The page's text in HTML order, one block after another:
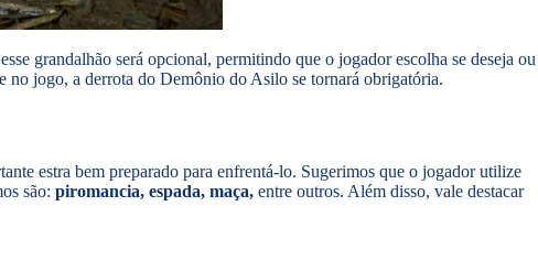
grandalhão será opcional, permitindo que o jogador escolha se deseja ou
jogo, a derrota do Demônio do Asilo se tornará obrigatória.
estra bem preparado para enfrentá-lo. Sugerimos que o jogador utilize
são: piromancia, espada, maça, entre outros. Além disso, vale destacar